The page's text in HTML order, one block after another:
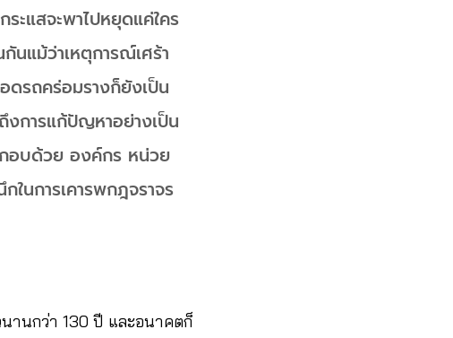
ะแสจะพาไปหยุดแค่ใคร
นแม้ว่าเหตุการณ์เศร้า
ดรถคร่อมรางก็ยังเป็น
งการแก้ปัญหาอย่างเป็น
กอบด้วย องค์กร หน่วย
นการเคารพกฎจราจร
านกว่า 130 ปี และอนาคตก็